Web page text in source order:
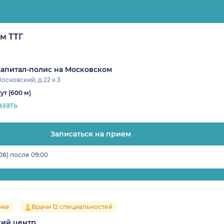
ТТГ
полис на Московском
д 22 к 3
(600 м)
Записаться на прием
после 09:00
Врачи 12 специальностей